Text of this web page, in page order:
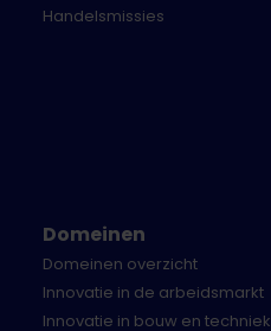
Handelsmissies
Domeinen
Domeinen overzicht
Innovatie in de arbeidsmarkt
Innovatie in bouw en techniek